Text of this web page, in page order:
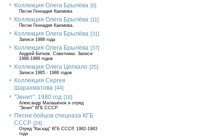
Коллекция Олега Брылёва [6]
Песни Геннадия Каюмова
Коллекция Олега Брылёва [11]
Песни Геннадия Каюмова.
Коллекция Олега Брылёва [31]
Записи 1988 года
Коллекция Олега Брылёва [37]
Андрей Битков. Советники. Записи
1986-1988 годов
Коллекция Олега Цепкало [25]
Записи 1985 - 1986 годов
Коллекция Сергея
Шарахматова [44]
"Зенит". 1980 год [16]
Александр Малашёнок и отряд
"Зенит" КГБ СССР
Песни бойцов спецназа КГБ
СССР [24]
Отряд "Каскад" КГБ СССР, 1982-1983
года